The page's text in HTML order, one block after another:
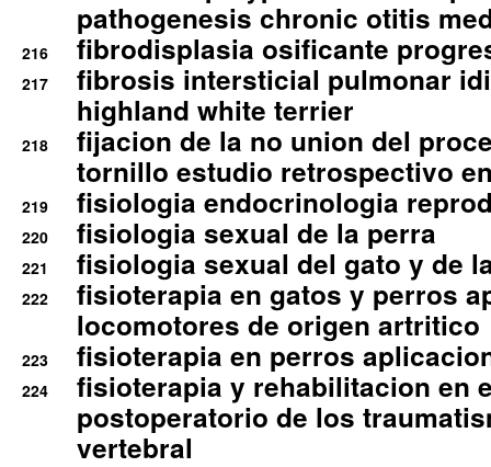
pathogenesis chronic otitis
216 fibrodisplasia osificante
217
fibrosis intersticial pulmonar
highland white terrier
218
fijacion de la no union del
tornillo estudio retrospectivo
219 fisiologia endocrinologia
220 fisiologia sexual de la perra
221 fisiologia sexual del gato y de
222
fisioterapia en gatos y perros
locomotores de origen artritico
223 fisioterapia en perros
224
fisioterapia y rehabilitacion en
postoperatorio de los
vertebral